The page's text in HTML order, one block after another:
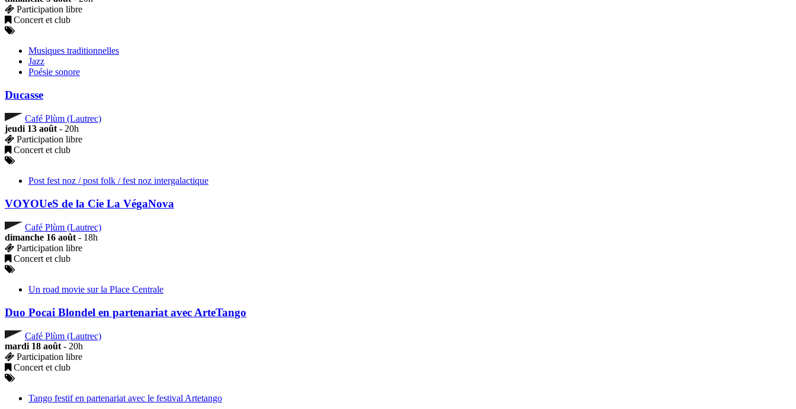
Participation libre
Concert et club
Musiques traditionnelles
Jazz
Poésie sonore
Ducasse
Café Plùm (Lautrec)
jeudi 13 août- 20h
Participation libre
Concert et club
Post fest noz / post folk / fest noz intergalactique
VOYOUeS de la Cie La VégaNova
Café Plùm (Lautrec)
dimanche 16 août- 18h
Participation libre
Concert et club
Un road movie sur la Place Centrale
Duo Pocai Blondel en partenariat avec ArteTango
Café Plùm (Lautrec)
mardi 18 août- 20h
Participation libre
Concert et club
Tango festif en partenariat avec le festival Artetango